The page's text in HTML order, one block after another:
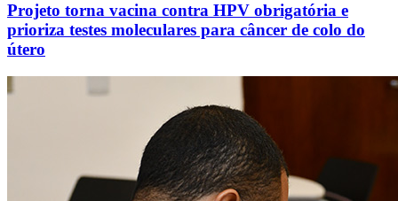
Projeto torna vacina contra HPV obrigatória e
prioriza testes moleculares para câncer de colo do
útero